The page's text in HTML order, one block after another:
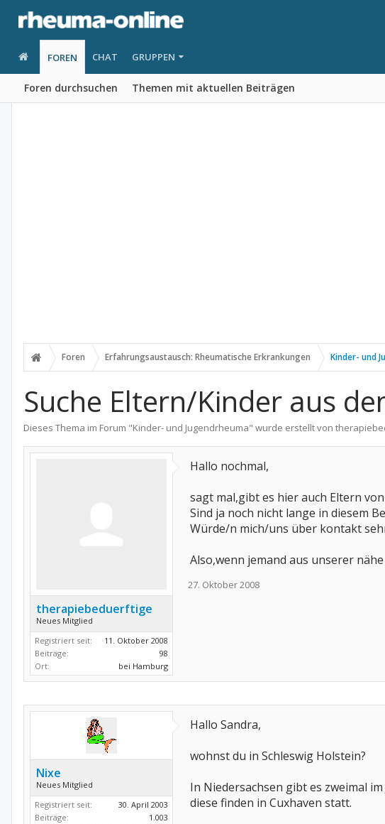
FOREN
Foren durchsuchen Themen mit aktuellen Beiträgen
CHAT GRUPPEN
Foren Erfahrungsaustausch: Rheumatische Erkrankungen Kinder- und
Suche Eltern/Kinder aus
Dieses Thema im Forum "Kinder- und Jugendrheuma" wurde erstellt von
therapiebeduerftige
Neues Mitglied
Registriert seit:
11. Oktober 2008
Beiträge:
98
Ort:
bei Hamburg
Hallo nochmal,
sagt mal,gibt es hier auch Eltern
Sind ja noch nicht lange in diesem
Würde/n mich/uns über kontakt
Also,wenn jemand aus unserer
27. Oktober 2008
Nixe
Neues Mitglied
Registriert seit:
30. April 2003
Beiträge:
1.003
Hallo Sandra,
wohnst du in Schleswig Holstein?
In Niedersachsen gibt es zweimal
diese finden in Cuxhaven statt.